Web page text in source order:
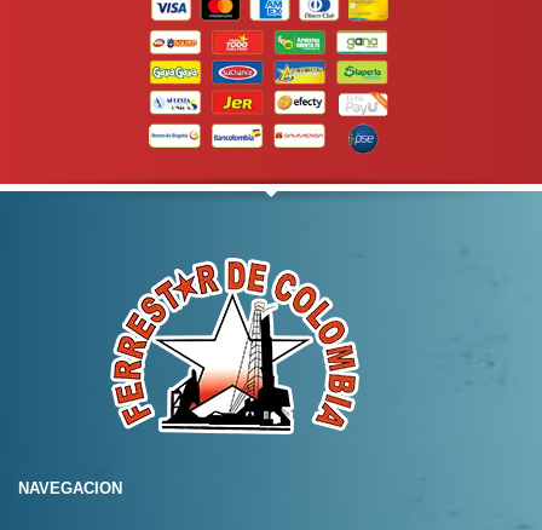
NAVEGACION